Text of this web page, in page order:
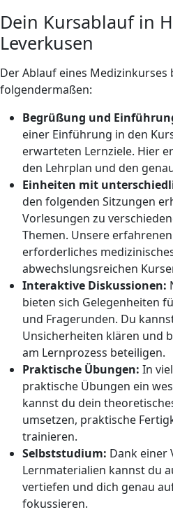
Dein Kursablauf in
Leverkusen
Der Ablauf eines
folgendermaßen:
Begrüßung und
einer Einführung in den
erwarteten Lernziele. Hier
den Lehrplan und den
Einheiten mit
den folgenden Sitzungen
Vorlesungen zu
Themen. Unsere
erforderliches
abwechslungsreichen
Interaktive Diskussionen:
bieten sich Gelegenheiten
und Fragerunden. Du
Unsicherheiten klären und
am Lernprozess beteiligen.
Praktische Übungen: In
praktische Übungen ein
kannst du dein
umsetzen, praktische
trainieren.
Selbststudium: Dank einer
Lernmaterialien kannst du
vertiefen und dich genau
fokussieren.